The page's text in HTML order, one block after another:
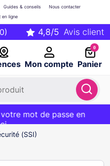
Mon compte
Guides & conseils
Nous contacter
en ligne
0
Panier
OFFERT sur votre panier
avec le codeBIENVENUE
mot de passe en
(SSI)